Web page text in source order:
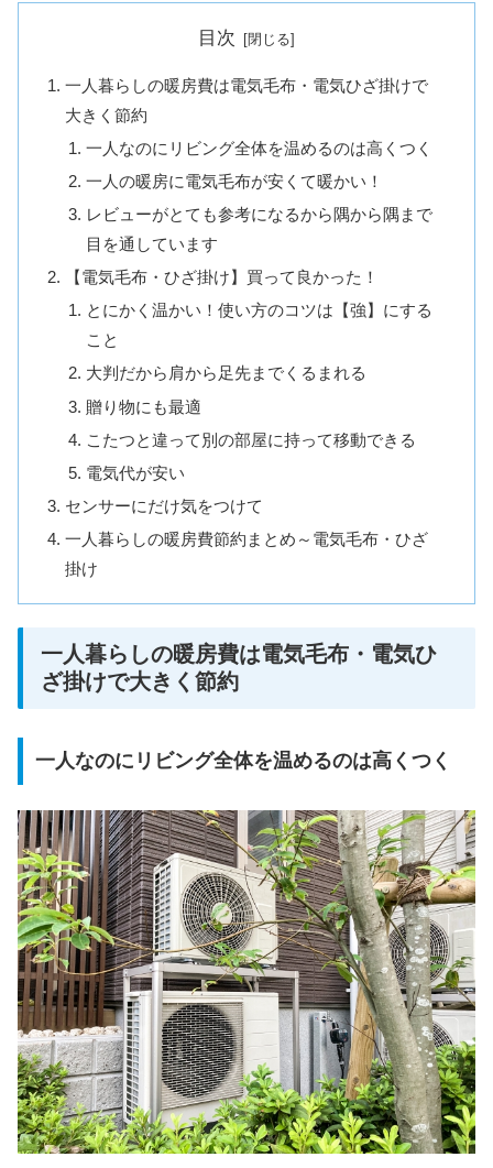
目次
一人暮らしの暖房費は電気毛布・電気ひざ掛けで
大きく節約
一人なのにリビング全体を温めるのは高くつく
一人の暖房に電気毛布が安くて暖かい！
レビューがとても参考になるから隅から隅まで
目を通しています
【電気毛布・ひざ掛け】買って良かった！
とにかく温かい！使い方のコツは【強】にする
こと
大判だから肩から足先までくるまれる
贈り物にも最適
こたつと違って別の部屋に持って移動できる
電気代が安い
センサーにだけ気をつけて
一人暮らしの暖房費節約まとめ～電気毛布・ひざ
掛け
一人暮らしの暖房費は電気毛布・電気ひ
ざ掛けで大きく節約
一人なのにリビング全体を温めるのは高くつく